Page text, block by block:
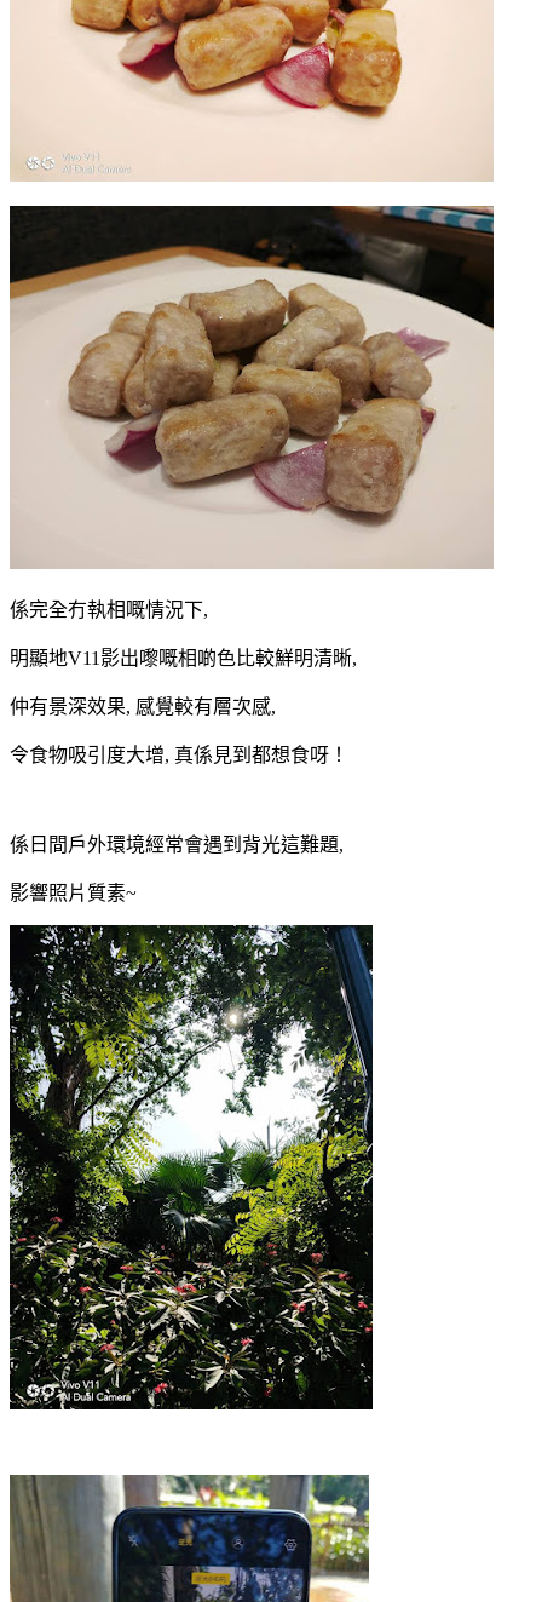
係完全冇執相嘅情況下,
明顯地V11影出嚟嘅相啲色比較鮮明清晰,
仲有景深效果, 感覺較有層次感,
令食物吸引度大增, 真係見到都想食呀！
係日間戶外環境經常會遇到背光這難題,
影響照片質素~